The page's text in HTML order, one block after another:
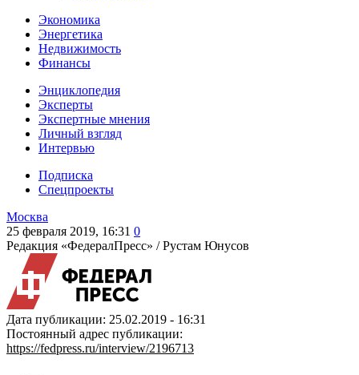
Экономика
Энергетика
Недвижимость
Финансы
Энциклопедия
Эксперты
Экспертные мнения
Личный взгляд
Интервью
Подписка
Спецпроекты
Москва
25 февраля 2019, 16:31 0
Редакция «ФедералПресс» /Рустам Юнусов
Дата публикации: 25.02.2019 - 16:31
Постоянный адрес публикации:
https://fedpress.ru/interview/2196713